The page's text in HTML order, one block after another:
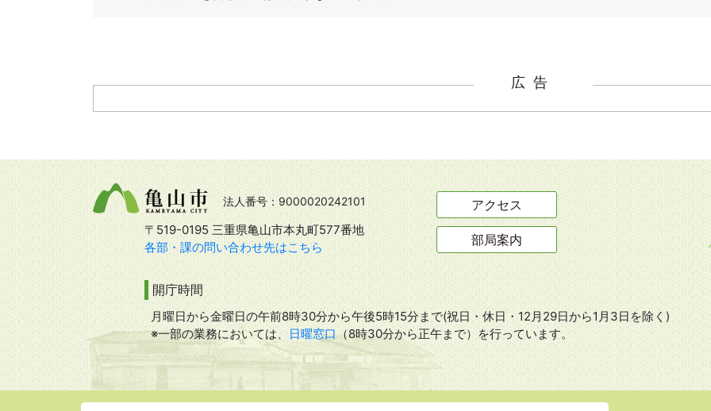
広告
法人番号：9000020242101
〒519-0195 三重県亀山市本丸町577番地
各部・課の問い合わせ先はこちら
アクセス
部局案内
開庁時間
月曜日から金曜日の午前8時30分から午後5時15分まで(祝日・休日・12月29日から1月3日を除く)
※一部の業務においては、
日曜窓口（8時30分から正午まで）を行っています。